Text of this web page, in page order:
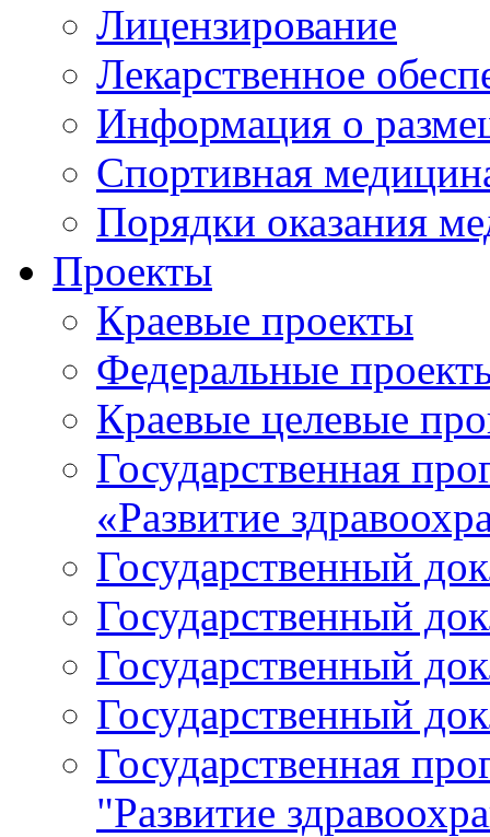
Лицензирование
Лекарственное
Информация о
Спортивная
Порядки оказания
Проекты
Краевые проекты
Федеральные
Краевые целевые
Государственная
«Развитие
Государственный
Государственный
Государственный
Государственный
Государственная
"Развитие